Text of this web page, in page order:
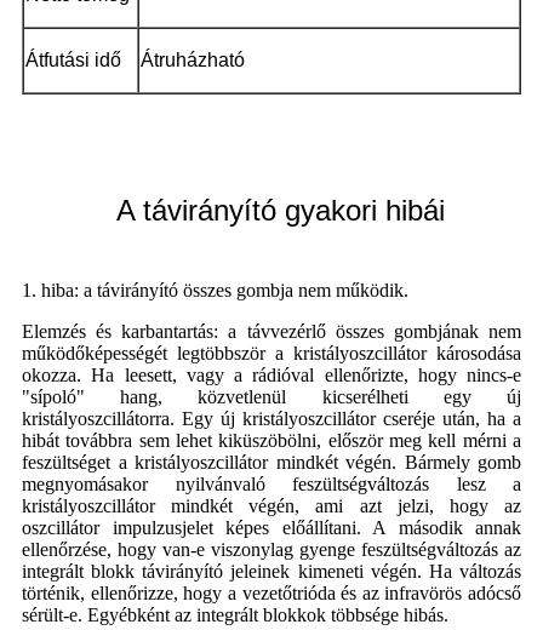
Átfutási idő Átruházható
A távirányító gyakori hibái
1. hiba: a távirányító összes gombja nem működik.
Elemzés és karbantartás: a távvezérlő összes gombjának nem
működőképességét legtöbbször a kristályoszcillátor károsodása
okozza. Ha leesett, vagy a rádióval ellenőrizte, hogy nincs-e
"sípoló" hang, közvetlenül kicserélheti egy új
kristályoszcillátorra. Egy új kristályoszcillátor cseréje után, ha a
hibát továbbra sem lehet kiküszöbölni, először meg kell mérni a
feszültséget a kristályoszcillátor mindkét végén. Bármely gomb
megnyomásakor nyilvánvaló feszültségváltozás lesz a
kristályoszcillátor mindkét végén, ami azt jelzi, hogy az
oszcillátor impulzusjelet képes előállítani. A második annak
ellenőrzése, hogy van-e viszonylag gyenge feszültségváltozás az
integrált blokk távirányító jeleinek kimeneti végén. Ha változás
történik, ellenőrizze, hogy a vezetőtrióda és az infravörös adócső
sérült-e. Egyébként az integrált blokkok többsége hibás.